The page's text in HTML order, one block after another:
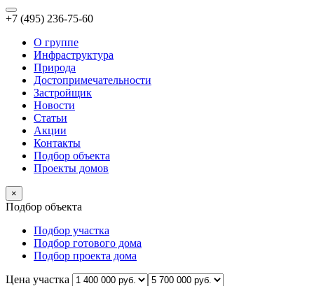
+7 (495) 236-75-60
О группе
Инфраструктура
Природа
Достопримечательности
Застройщик
Новости
Статьи
Акции
Контакты
Подбор объекта
Проекты домов
×
Подбор объекта
Подбор участка
Подбор готового дома
Подбор проекта дома
Цена участка